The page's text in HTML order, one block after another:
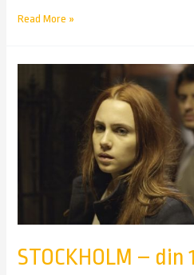
Read More »
STOCKHOLM – din